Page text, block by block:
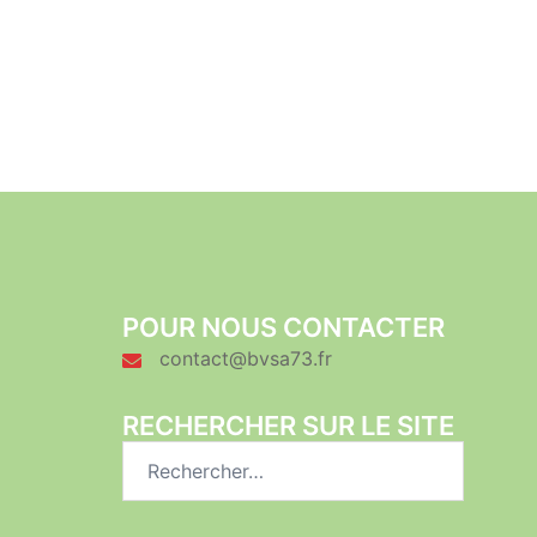
POUR NOUS CONTACTER
contact@bvsa73.fr
RECHERCHER SUR LE SITE